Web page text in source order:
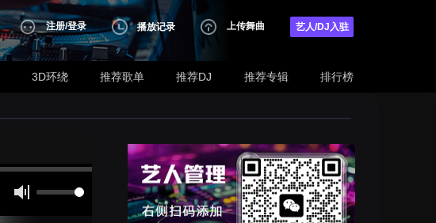
注册/登录 播放记录 上传舞曲 艺人/DJ入驻
3D环绕 推荐歌单 推荐DJ 推荐专辑 排行榜